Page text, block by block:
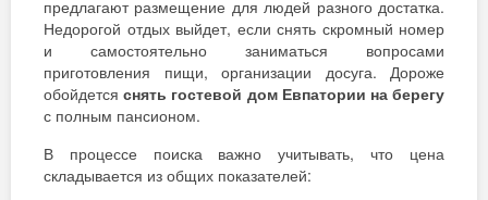
предлагают размещение для людей разного достатка.
Недорогой отдых выйдет, если снять скромный номер
и самостоятельно заниматься вопросами
приготовления пищи, организации досуга. Дороже
обойдетсяснять гостевой дом Евпатории на берегу
с полным пансионом.
В процессе поиска важно учитывать, что цена
складывается из общих показателей: